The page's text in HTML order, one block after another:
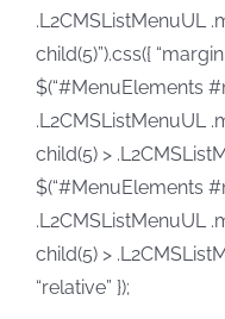
.L2CMSListMenuUL
child(5)”).css({
$(“#MenuElements
.L2CMSListMenuUL
child(5) >
$(“#MenuElements
.L2CMSListMenuUL
child(5) >
“relative” });